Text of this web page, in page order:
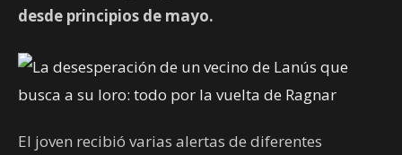
desde principios de mayo.
El joven recibió varias alertas de diferentes